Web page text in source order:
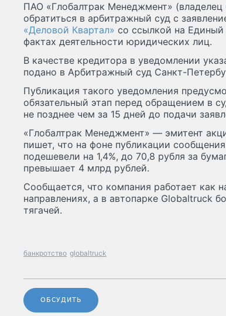
ПАО «Глобалтрак Менеджмент»
обратиться в арбитражный суд с
«Деловой Квартал» со ссылкой на
фактах деятельности юридических лиц.
В качестве кредитора в уведомлении
подано в Арбитражный суд Санкт-
Публикация такого уведомления
обязательный этап перед обращением в
не позднее чем за 15 дней до подачи
«Глобалтрак Менеджмент» — эмитент
пишет, что на фоне публикации
подешевели на 1,4%, до 70,8 рубля за
превышает 4 млрд рублей.
Сообщается, что компания работает как
направлениях, а в автопарке Globaltruck
тягачей.
банкротство globaltruck
ОБСУДИТЬ